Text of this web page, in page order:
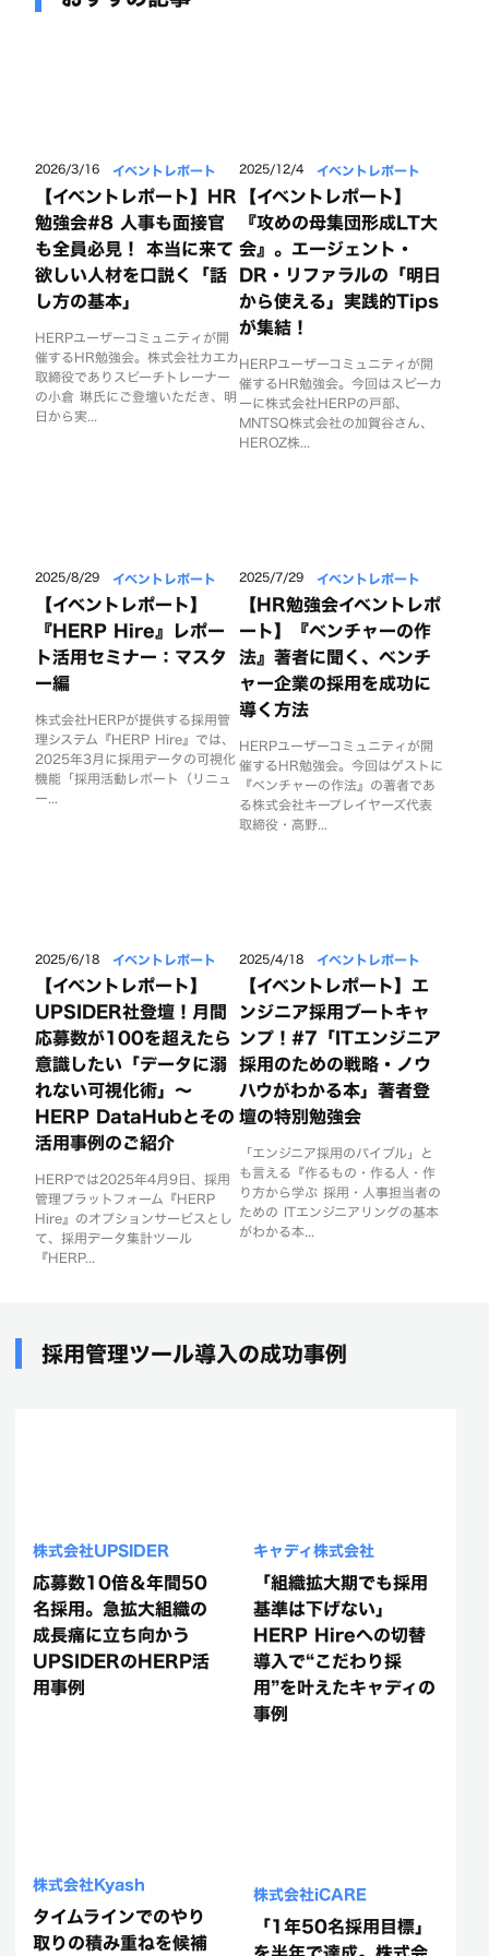
2026/3/16 イベントレポート
【イベントレポート】HR
勉強会#8 人事も面接官
も全員必見！ 本当に来て
欲しい人材を口説く「話
し方の基本」
HERPユーザーコミュニティが開
催するHR勉強会。株式会社カエカ
取締役でありスピーチトレーナー
の小倉 琳氏にご登壇いただき、明
日から実...
2025/12/4 イベントレポート
【イベントレポート】
『攻めの母集団形成LT大
会』。エージェント・
DR・リファラルの「明日
から使える」実践的Tips
が集結！
HERPユーザーコミュニティが開
催するHR勉強会。今回はスピーカ
ーに株式会社HERPの戸部、
MNTSQ株式会社の加賀谷さん、
HEROZ株...
2025/8/29 イベントレポート
【イベントレポート】
『HERP Hire』レポー
ト活用セミナー：マスタ
ー編
株式会社HERPが提供する採用管
理システム『HERP Hire』では、
2025年3月に採用データの可視化
機能「採用活動レポート（リニュ
ー...
2025/7/29 イベントレポート
【HR勉強会イベントレポ
ート】『ベンチャーの作
法』著者に聞く、ベンチ
ャー企業の採用を成功に
導く方法
HERPユーザーコミュニティが開
催するHR勉強会。今回はゲストに
『ベンチャーの作法』の著者であ
る株式会社キープレイヤーズ代表
取締役・高野...
2025/6/18 イベントレポート
【イベントレポート】
UPSIDER社登壇！月間
応募数が100を超えたら
意識したい「データに溺
れない可視化術」〜
HERP DataHubとその
活用事例のご紹介
HERPでは2025年4月9日、採用
管理プラットフォーム『HERP
Hire』のオプションサービスとし
て、採用データ集計ツール
『HERP...
2025/4/18 イベントレポート
【イベントレポート】エ
ンジニア採用ブートキャ
ンプ！#7「ITエンジニア
採用のための戦略・ノウ
ハウがわかる本」著者登
壇の特別勉強会
「エンジニア採用のバイブル」と
も言える『作るもの・作る人・作
り方から学ぶ 採用・人事担当者の
ための ITエンジニアリングの基本
がわかる本...
採用管理ツール導入の成功事例
株式会社UPSIDER
応募数10倍＆年間50
名採用。急拡大組織の
成長痛に立ち向かう
UPSIDERのHERP活
用事例
キャディ株式会社
「組織拡大期でも採用
基準は下げない」
HERP Hireへの切替
導入で“こだわり採
用”を叶えたキャディの
事例
株式会社Kyash
タイムラインでのやり
取りの積み重ねを候補
株式会社iCARE
「1年50名採用目標」